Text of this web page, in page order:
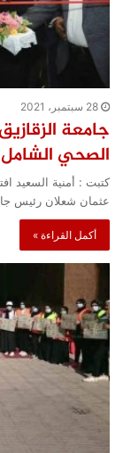
28 سبتمبر، 2021
جامعة
الصحي الشامل
كتبت : أمنية السعيد
عثمان شعلان رئيس
أكمل القراءة »